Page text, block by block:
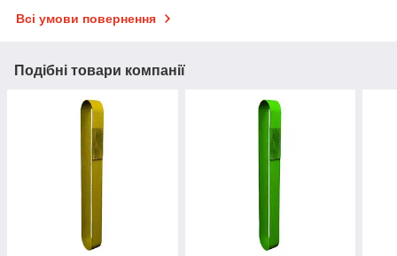
Всі умови повернення
Подібні товари компанії